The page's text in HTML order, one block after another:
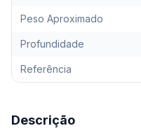
Peso Aproximado
Profundidade
Referência
Descrição